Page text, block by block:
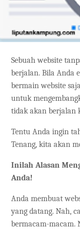
Sebuah website
berjalan. Bila Anda
bermain website
untuk
tidak akan berjalan
Tentu Anda ingin
Tenang, kita akan
Inilah Alasan
Anda!
Anda membuat
yang datang. Nah,
bermacam-macam.